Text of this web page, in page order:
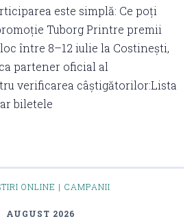
este simplă: Ce poți
Tuborg Printre premii
între 8–12 iulie la Costinești,
partener oficial al
verificarea câștigătorilor:Lista
biletele
ONLINE | CAMPANII
AUGUST 2026